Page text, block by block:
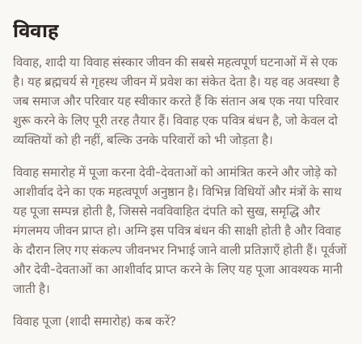
विवाह
विवाह, शादी या विवाह संस्कार जीवन की सबसे महत्वपूर्ण घटनाओं में से एक
है। यह ब्रह्मचर्य से गृहस्थ जीवन में प्रवेश का संकेत देता है। यह वह अवस्था है
जब समाज और परिवार यह स्वीकार करते हैं कि संतान अब एक नया परिवार
शुरू करने के लिए पूरी तरह तैयार हैं। विवाह एक पवित्र बंधन है, जो केवल दो
व्यक्तियों को ही नहीं, बल्कि उनके परिवारों को भी जोड़ता है।
विवाह समारोह में पूजा करना देवी-देवताओं को आमंत्रित करने और जोड़े को
आशीर्वाद देने का एक महत्वपूर्ण अनुष्ठान है। विभिन्न विधियों और मंत्रों के साथ
यह पूजा सम्पन्न होती है, जिससे नवविवाहित दंपति को सुख, समृद्धि और
मंगलमय जीवन प्राप्त हो। अग्नि इस पवित्र बंधन की साक्षी होती है और विवाह
के दौरान लिए गए संकल्प जीवनभर निभाई जाने वाली प्रतिज्ञाएँ होती हैं। पूर्वजों
और देवी-देवताओं का आशीर्वाद प्राप्त करने के लिए यह पूजा आवश्यक मानी
जाती है।
विवाह पूजा (शादी समारोह) कब करें?